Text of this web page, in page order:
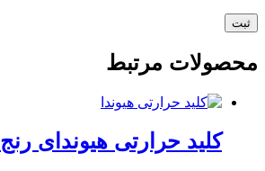
محصولات مرتبط
کلید حرارتی هیوندای رنج 25 تا 40 آمپر